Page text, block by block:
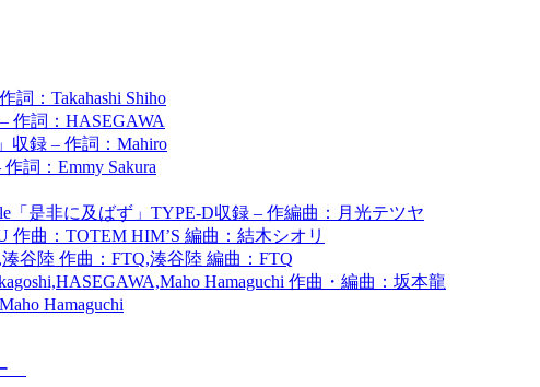
詞：Takahashi Shiho
作詞：HASEGAWA
収録 – 作詞：Mahiro
詞：Emmy Sakura
「是非に及ばず」TYPE-D収録 – 作編曲：月光テツヤ
曲：TOTEM HIM’S 編曲：結木シオリ
谷陸 作曲：FTQ,湊谷陸 編曲：FTQ
Hamaguchi 作曲・編曲：坂本龍
Hamaguchi